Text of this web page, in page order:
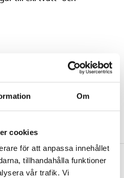
Om
cookies
för att anpassa innehållet
tillhandahålla funktioner
vår trafik. Vi
ABS
19 mm (för utloppsslang